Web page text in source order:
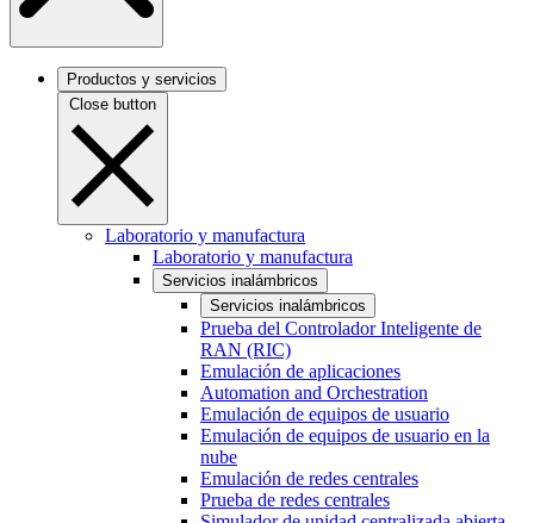
Productos y servicios
Close button
Laboratorio y manufactura
Laboratorio y manufactura
Servicios inalámbricos
Servicios inalámbricos
Prueba del Controlador Inteligente de
RAN (RIC)
Emulación de aplicaciones
Automation and Orchestration
Emulación de equipos de usuario
Emulación de equipos de usuario en la
nube
Emulación de redes centrales
Prueba de redes centrales